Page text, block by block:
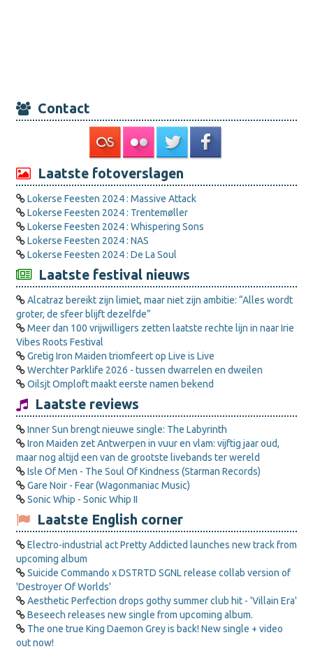
Contact
Laatste fotoverslagen
Lokerse Feesten 2024 : Massive Attack
Lokerse Feesten 2024 : Trentemøller
Lokerse Feesten 2024 : Whispering Sons
Lokerse Feesten 2024 : NAS
Lokerse Feesten 2024 : De La Soul
Laatste festival nieuws
Alcatraz bereikt zijn limiet, maar niet zijn ambitie: “Alles wordt
groter, de sfeer blijft dezelfde”
Meer dan 100 vrijwilligers zetten laatste rechte lijn in naar Irie
Vibes Roots Festival
Gretig Iron Maiden triomfeert op Live is Live
Werchter Parklife 2026 - tussen dwarrelen en dweilen
Oilsjt Omploft maakt eerste namen bekend
Laatste reviews
Inner Sun brengt nieuwe single: The Labyrinth
Iron Maiden zet Antwerpen in vuur en vlam: vijftig jaar oud,
maar nog altijd een van de grootste livebands ter wereld
Isle Of Men - The Soul Of Kindness (Starman Records)
Gare Noir - Fear (Wagonmaniac Music)
Sonic Whip - Sonic Whip II
Laatste English corner
Electro-industrial act Pretty Addicted launches new track from
upcoming album
Suicide Commando x DSTRTD SGNL release collab version of
'Destroyer Of Worlds'
Aesthetic Perfection drops gothy summer club hit - 'Villain Era'
Beseech releases new single from upcoming album.
The one true King Daemon Grey is back! New single + video
out now!